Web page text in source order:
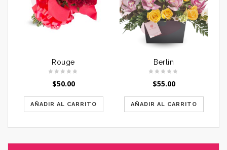
Rouge
$50.00
AÑADIR AL CARRITO
Berlín
$55.00
AÑADIR AL CARRITO